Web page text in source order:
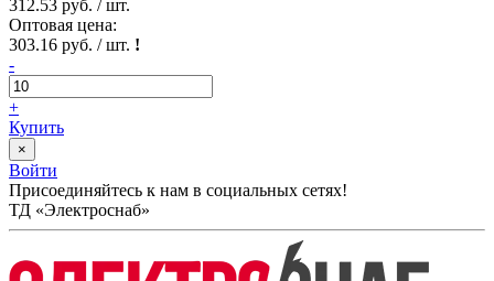
312.53 руб. / шт.
Оптовая цена:
303.16 руб. / шт. !
-
+
Купить
×
Войти
Присоединяйтесь к нам в социальных сетях!
ТД «Электроснаб»